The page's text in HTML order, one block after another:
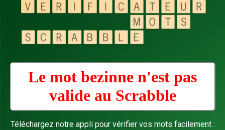
Le mot bezinne n'est pas
valide au Scrabble
Téléchargez notre appli pour vérifier vos mots facilement :